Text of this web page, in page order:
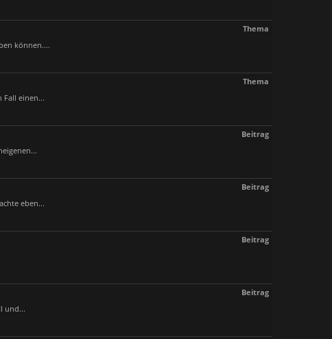
Thema
können....
Thema
Fall einen...
Beitrag
Beitrag
eben...
Beitrag
Beitrag
und...